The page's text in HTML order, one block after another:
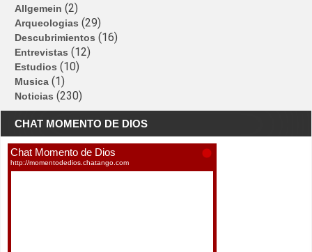
Allgemein (2)
Arqueologias (29)
Descubrimientos (16)
Entrevistas (12)
Estudios (10)
Musica (1)
Noticias (230)
CHAT MOMENTO DE DIOS